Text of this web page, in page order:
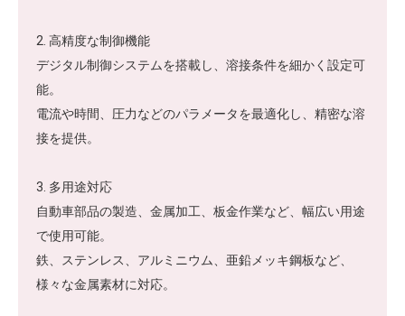
2. 高精度な制御機能
デジタル制御システムを搭載し、溶接条件を細かく設定可
能。
電流や時間、圧力などのパラメータを最適化し、精密な溶
接を提供。
3. 多用途対応
自動車部品の製造、金属加工、板金作業など、幅広い用途
で使用可能。
鉄、ステンレス、アルミニウム、亜鉛メッキ鋼板など、
様々な金属素材に対応。